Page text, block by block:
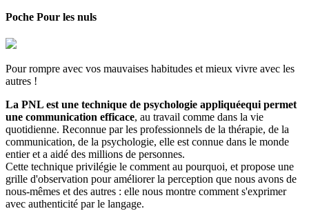
Poche Pour les nuls
Pour rompre avec vos mauvaises habitudes et mieux vivre avec les
autres !
La PNL est une technique de psychologie appliquéequi permet
une communication efficace, au travail comme dans la vie
quotidienne. Reconnue par les professionnels de la thérapie, de la
communication, de la psychologie, elle est connue dans le monde
entier et a aidé des millions de personnes.
Cette technique privilégie le comment au pourquoi, et propose une
grille d'observation pour améliorer la perception que nous avons de
nous-mêmes et des autres : elle nous montre comment s'exprimer
avec authenticité par le langage.